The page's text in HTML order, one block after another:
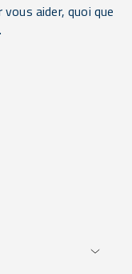
aider, quoi que